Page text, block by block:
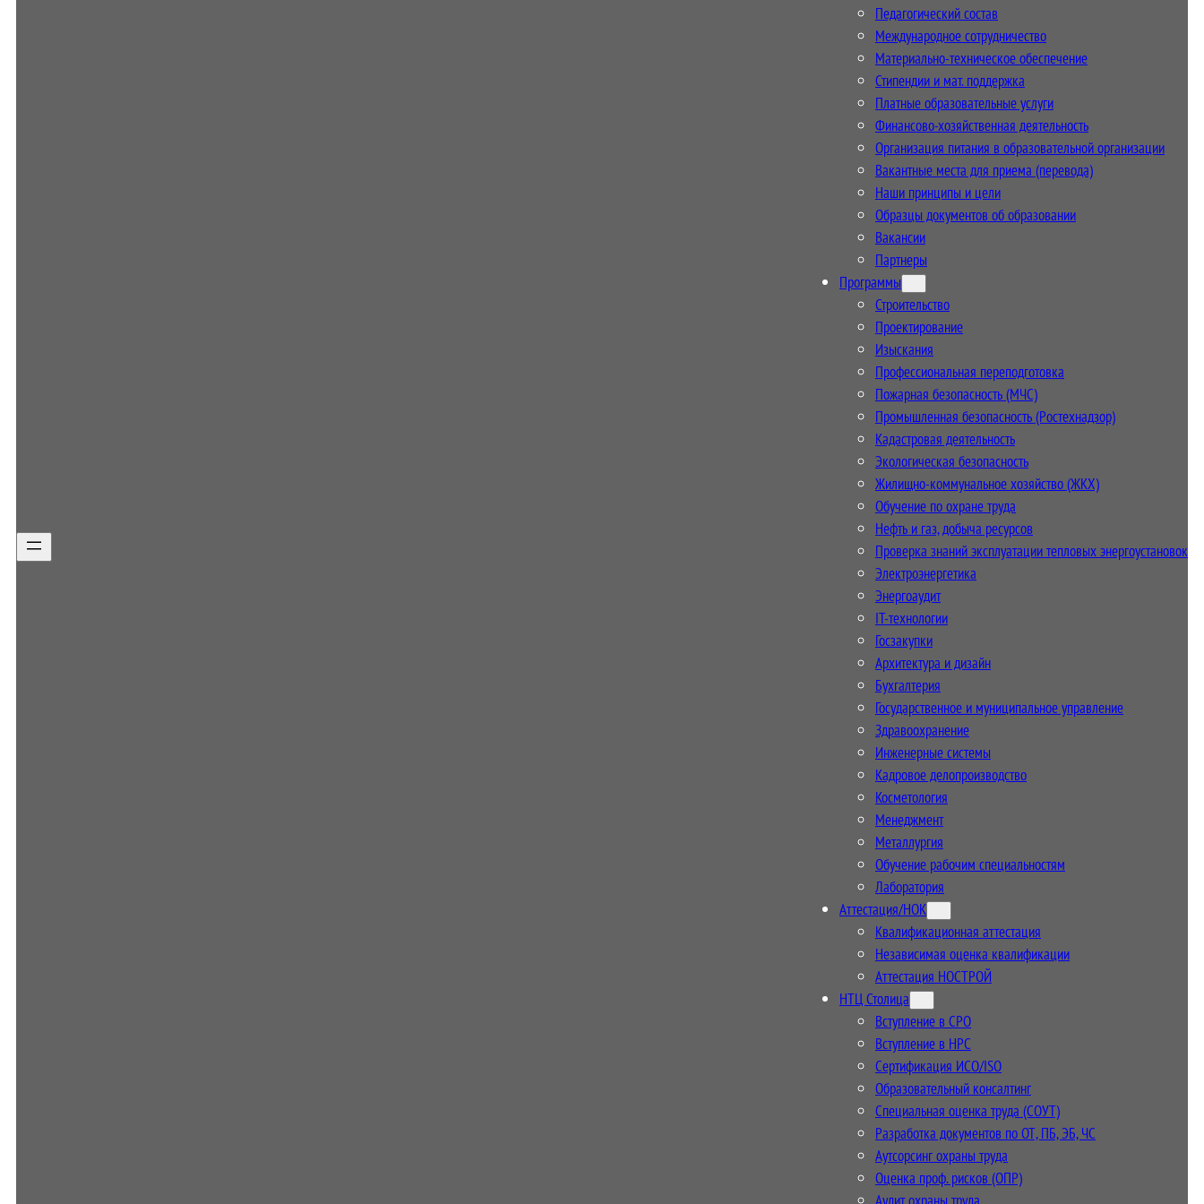
Педагогический состав
Международное сотрудничество
Материально-техническое обеспечение
Стипендии и мат. поддержка
Платные образовательные услуги
Финансово-хозяйственная деятельность
Организация питания в образовательной организации
Вакантные места для приема (перевода)
Наши принципы и цели
Образцы документов об образовании
Вакансии
Партнеры
Программы
Строительство
Проектирование
Изыскания
Профессиональная переподготовка
Пожарная безопасность (МЧС)
Промышленная безопасность (Ростехнадзор)
Кадастровая деятельность
Экологическая безопасность
Жилищно-коммунальное хозяйство (ЖКХ)
Обучение по охране труда
Нефть и газ, добыча ресурсов
Проверка знаний эксплуатации тепловых энергоустановок
Электроэнергетика
Энергоаудит
IT-технологии
Госзакупки
Архитектура и дизайн
Бухгалтерия
Государственное и муниципальное управление
Здравоохранение
Инженерные системы
Кадровое делопроизводство
Косметология
Менеджмент
Металлургия
Обучение рабочим специальностям
Лаборатория
Аттестация/НОК
Квалификационная аттестация
Независимая оценка квалификации
Аттестация НОСТРОЙ
НТЦ Столица
Вступление в СРО
Вступление в НРС
Сертификация ИСО/ISO
Образовательный консалтинг
Специальная оценка труда (СОУТ)
Разработка документов по ОТ, ПБ, ЭБ, ЧС
Аутсорсинг охраны труда
Оценка проф. рисков (ОПР)